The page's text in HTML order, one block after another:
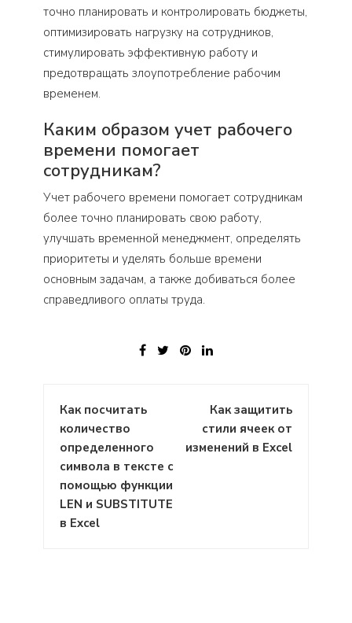
точно планировать и контролировать бюджеты,
оптимизировать нагрузку на сотрудников,
стимулировать эффективную работу и
предотвращать злоупотребление рабочим
временем.
Каким образом учет рабочего
времени помогает
сотрудникам?
Учет рабочего времени помогает сотрудникам
более точно планировать свою работу,
улучшать временной менеджмент, определять
приоритеты и уделять больше времени
основным задачам, а также добиваться более
справедливого оплаты труда.
Навигация
по
записям
Как посчитать
количество
определенного
символа в тексте с
помощью функции
LEN и SUBSTITUTE
в Excel
Как защитить
стили ячеек от
изменений в Excel